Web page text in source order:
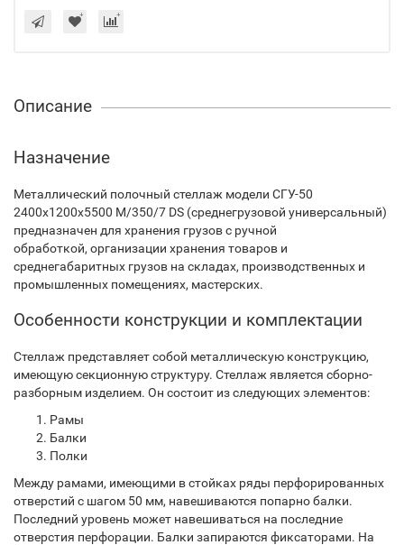
Описание
Назначение
Металлический полочный стеллаж модели СГУ-50
2400х1200х5500 М/350/7 DS (среднегрузовой универсальный)
предназначен для хранения грузов с ручной
обработкой, организации хранения товаров и
среднегабаритных грузов на складах, производственных и
промышленных помещениях, мастерских.
Особенности конструкции и комплектации
Стеллаж представляет собой металлическую конструкцию,
имеющую секционную структуру. Стеллаж является сборно-
разборным изделием. Он состоит из следующих элементов:
Рамы
Балки
Полки
Между рамами, имеющими в стойках ряды перфорированных
отверстий с шагом 50 мм, навешиваются попарно балки.
Последний уровень может навешиваться на последние
отверстия перфорации. Балки запираются фиксаторами. На